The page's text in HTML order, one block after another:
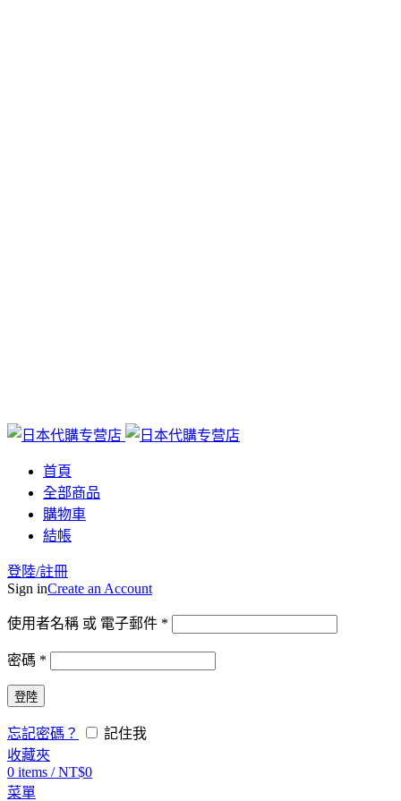
首頁
全部商品
購物車
結帳
登陸/註冊
Sign inCreate an Account
使用者名稱 或 電子郵件 *
密碼 *
登陸
忘記密碼？
記住我
收藏夾
0 items / NT$0
菜單